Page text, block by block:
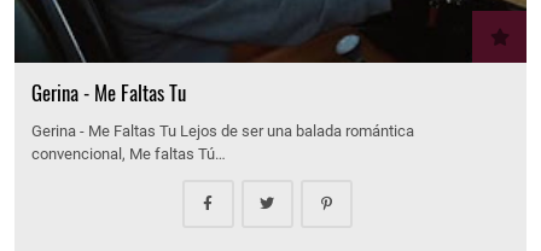
Gerina - Me Faltas Tu
Gerina - Me Faltas Tu Lejos de ser una balada romántica
convencional, Me faltas Tú…